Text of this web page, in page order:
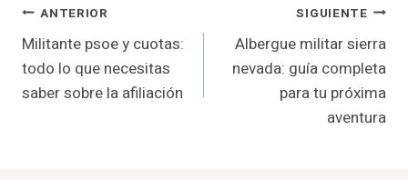
Navegación
De
Entradas
ANTERIOR
Militante psoe y cuotas:
todo lo que necesitas
saber sobre la afiliación
SIGUIENTE
Albergue militar sierra
nevada: guía completa
para tu próxima
aventura